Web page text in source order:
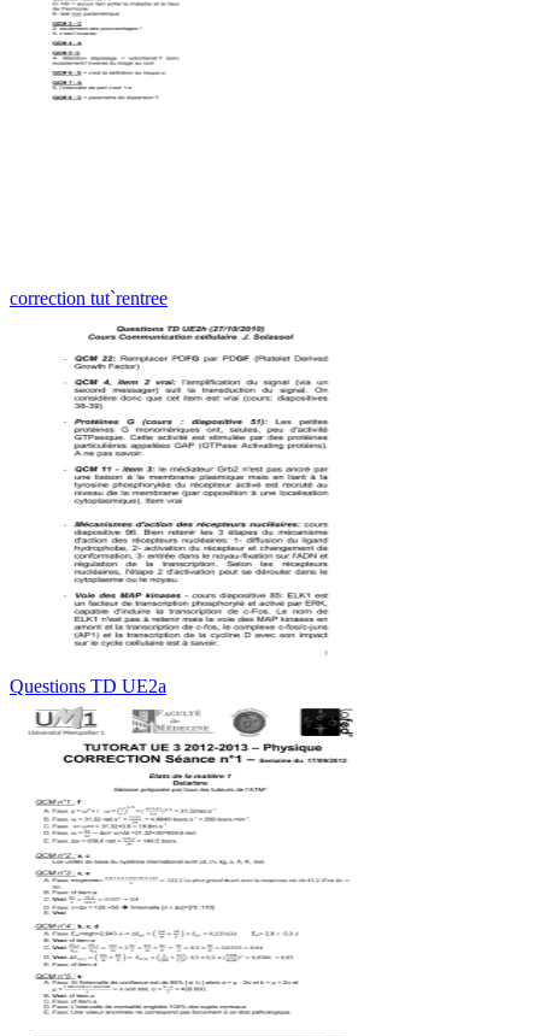
correction tut`rentree
Questions TD UE2a